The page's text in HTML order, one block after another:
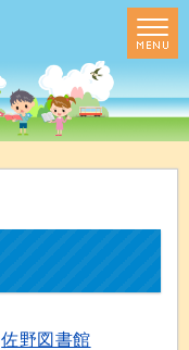
佐野図書館